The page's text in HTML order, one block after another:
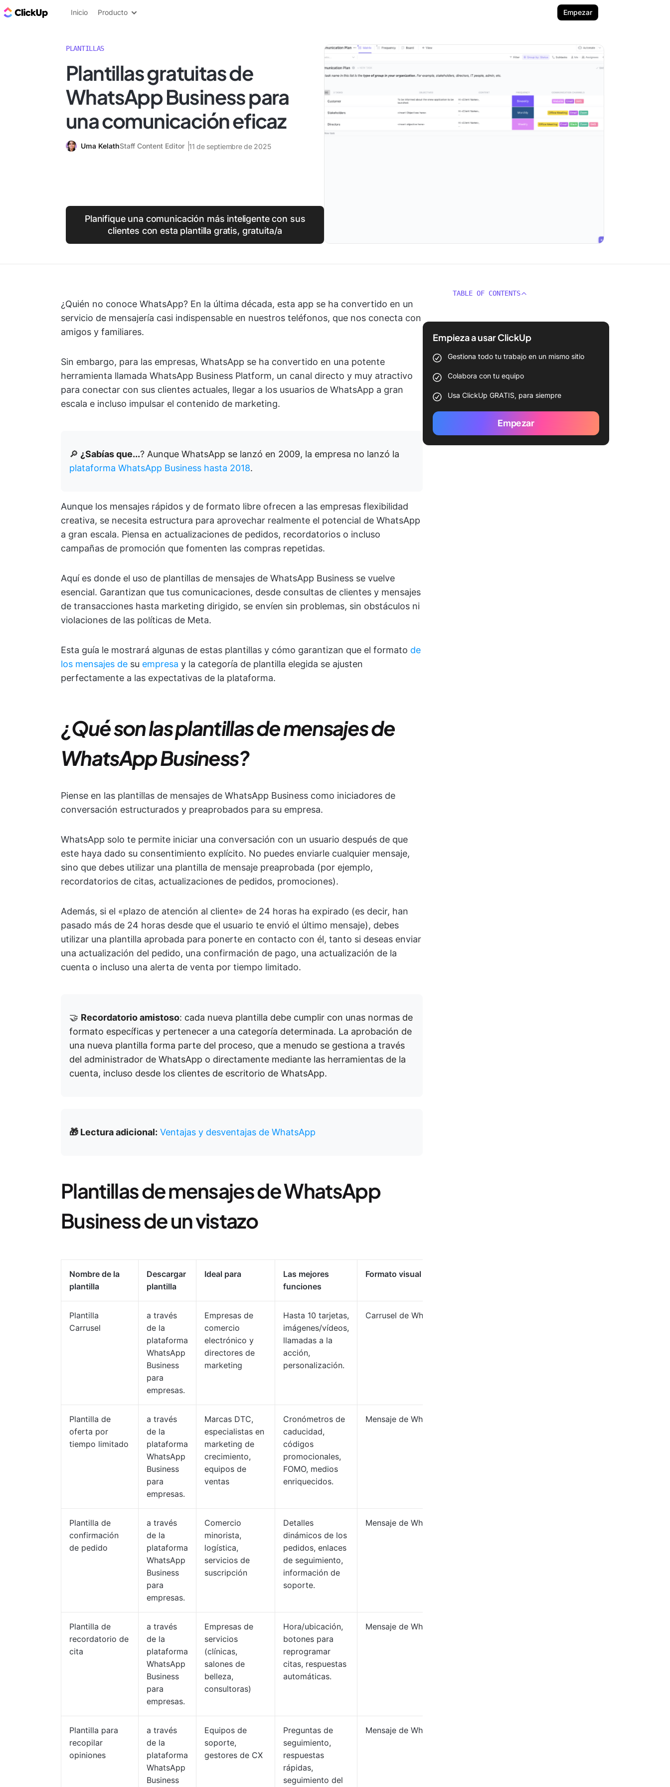
ClickUp Blog
Inicio Producto Empezar
PLANTILLAS
Plantillas gratuitas de
WhatsApp Business para
una comunicación eficaz
Uma KelathStaff Content Editor 11 de septiembre de 2025
Planifique una comunicación más inteligente con sus
clientes con esta plantilla gratis, gratuita/a
¿Quién no conoce WhatsApp? En la última década, esta app se ha convertido en un
servicio de mensajería casi indispensable en nuestros teléfonos, que nos conecta con
amigos y familiares.
Sin embargo, para las empresas, WhatsApp se ha convertido en una potente
herramienta llamada WhatsApp Business Platform, un canal directo y muy atractivo
para conectar con sus clientes actuales, llegar a los usuarios de WhatsApp a gran
escala e incluso impulsar el contenido de marketing.
🔎 ¿Sabías que...? Aunque WhatsApp se lanzó en 2009, la empresa no lanzó la
plataforma WhatsApp Business hasta 2018.
Aunque los mensajes rápidos y de formato libre ofrecen a las empresas flexibilidad
creativa, se necesita estructura para aprovechar realmente el potencial de WhatsApp
a gran escala. Piensa en actualizaciones de pedidos, recordatorios o incluso
campañas de promoción que fomenten las compras repetidas.
Aquí es donde el uso de plantillas de mensajes de WhatsApp Business se vuelve
esencial. Garantizan que tus comunicaciones, desde consultas de clientes y mensajes
de transacciones hasta marketing dirigido, se envíen sin problemas, sin obstáculos ni
violaciones de las políticas de Meta.
Esta guía le mostrará algunas de estas plantillas y cómo garantizan que el formato de
los mensajes de su empresa y la categoría de plantilla elegida se ajusten
perfectamente a las expectativas de la plataforma.
¿Qué son las plantillas de mensajes de
WhatsApp Business?
Piense en las plantillas de mensajes de WhatsApp Business como iniciadores de
conversación estructurados y preaprobados para su empresa.
WhatsApp solo te permite iniciar una conversación con un usuario después de que
este haya dado su consentimiento explícito. No puedes enviarle cualquier mensaje,
sino que debes utilizar una plantilla de mensaje preaprobada (por ejemplo,
recordatorios de citas, actualizaciones de pedidos, promociones).
Además, si el «plazo de atención al cliente» de 24 horas ha expirado (es decir, han
pasado más de 24 horas desde que el usuario te envió el último mensaje), debes
utilizar una plantilla aprobada para ponerte en contacto con él, tanto si deseas enviar
una actualización del pedido, una confirmación de pago, una actualización de la
cuenta o incluso una alerta de venta por tiempo limitado.
🤝 Recordatorio amistoso: cada nueva plantilla debe cumplir con unas normas de
formato específicas y pertenecer a una categoría determinada. La aprobación de
una nueva plantilla forma parte del proceso, que a menudo se gestiona a través
del administrador de WhatsApp o directamente mediante las herramientas de la
cuenta, incluso desde los clientes de escritorio de WhatsApp.
🎁 Lectura adicional: Ventajas y desventajas de WhatsApp
Plantillas de mensajes de WhatsApp
Business de un vistazo
Nombre de la
plantilla
Descargar
plantilla
Ideal para
Las mejores
funciones
Formato visual
Plantilla
Carrusel
a través
de la
plataforma
WhatsApp
Business
para
empresas.
Empresas de
comercio
electrónico y
directores de
marketing
Hasta 10 tarjetas,
imágenes/vídeos,
llamadas a la
acción,
personalización.
Carrusel de WhatsApp
Plantilla de
oferta por
tiempo limitado
a través
de la
plataforma
WhatsApp
Business
para
empresas.
Marcas DTC,
especialistas en
marketing de
crecimiento,
equipos de
ventas
Cronómetros de
caducidad,
códigos
promocionales,
FOMO, medios
enriquecidos.
Mensaje de WhatsApp
Plantilla de
confirmación
de pedido
a través
de la
plataforma
WhatsApp
Business
para
empresas.
Comercio
minorista,
logística,
servicios de
suscripción
Detalles
dinámicos de los
pedidos, enlaces
de seguimiento,
información de
soporte.
Mensaje de WhatsApp
Plantilla de
recordatorio de
cita
a través
de la
plataforma
WhatsApp
Business
para
empresas.
Empresas de
servicios
(clínicas,
salones de
belleza,
consultoras)
Hora/ubicación,
botones para
reprogramar
citas, respuestas
automáticas.
Mensaje de WhatsApp
Plantilla para
recopilar
opiniones
a través
de la
plataforma
WhatsApp
Business
Equipos de
soporte,
gestores de CX
Preguntas de
seguimiento,
respuestas
rápidas,
seguimiento del
Mensaje de WhatsApp
TABLE OF CONTENTS
Empieza a usar ClickUp
Gestiona todo tu trabajo en un mismo sitio
Colabora con tu equipo
Usa ClickUp GRATIS, para siempre
Empezar